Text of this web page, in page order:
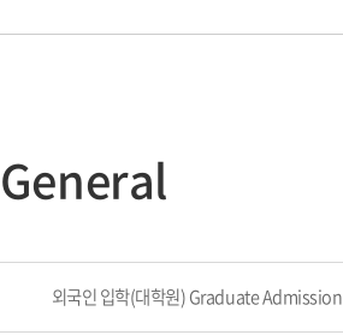
외국인 입학(대학원) Graduate Admission